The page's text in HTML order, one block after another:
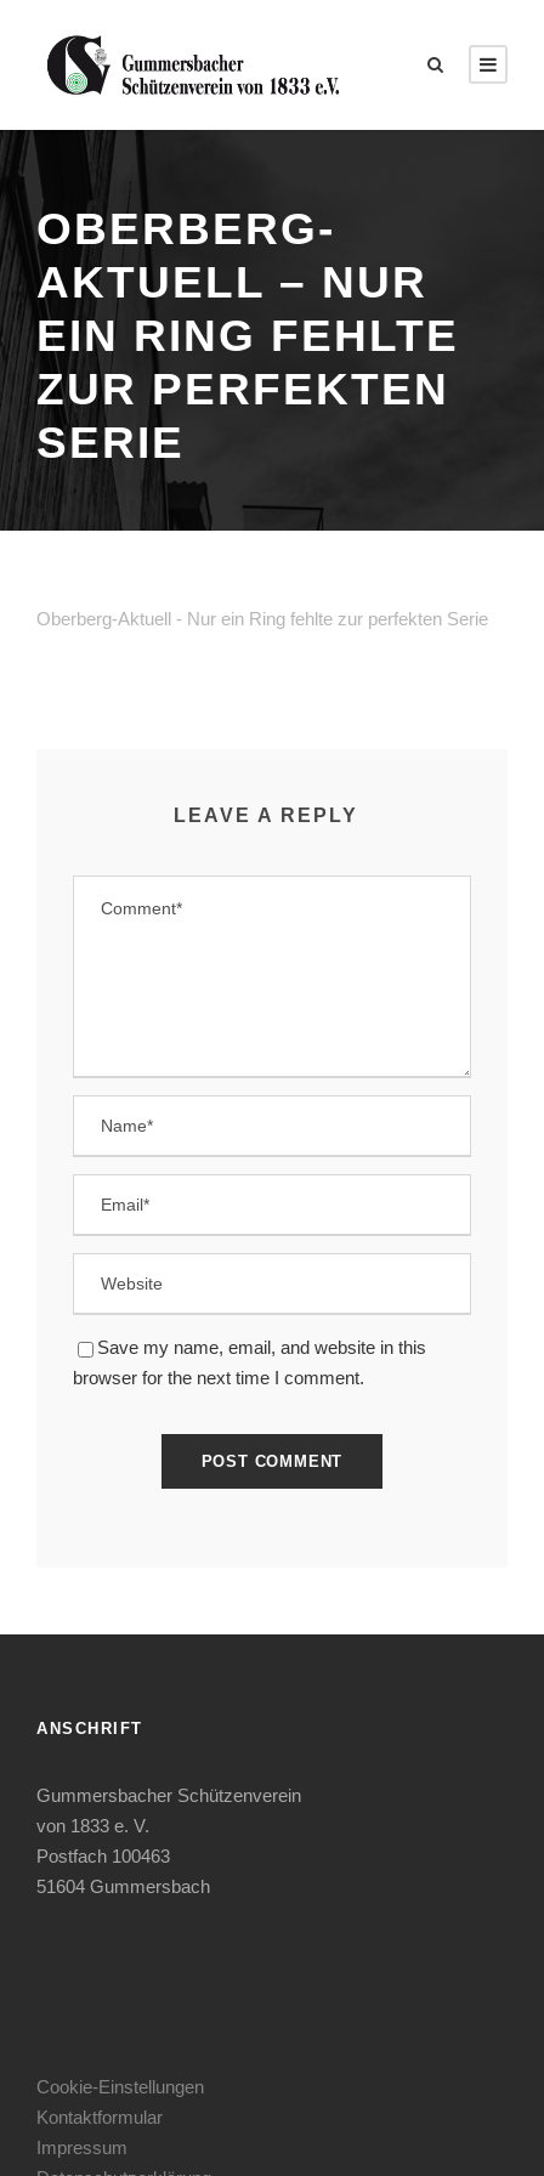
OBERBERG-
AKTUELL – NUR
EIN RING FEHLTE
ZUR PERFEKTEN
SERIE
Oberberg-Aktuell - Nur ein Ring fehlte zur perfekten Serie
LEAVE A REPLY
Save my name, email, and website in this
browser for the next time I comment.
ANSCHRIFT
Gummersbacher Schützenverein
von 1833 e. V.
Postfach 100463
51604 Gummersbach
Cookie-Einstellungen
Kontaktformular
Impressum